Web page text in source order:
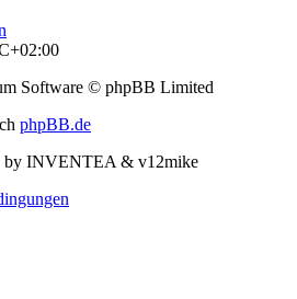
Software © phpBB Limited
phpBB.de
by INVENTEA & v12mike